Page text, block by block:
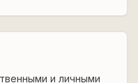
и личными